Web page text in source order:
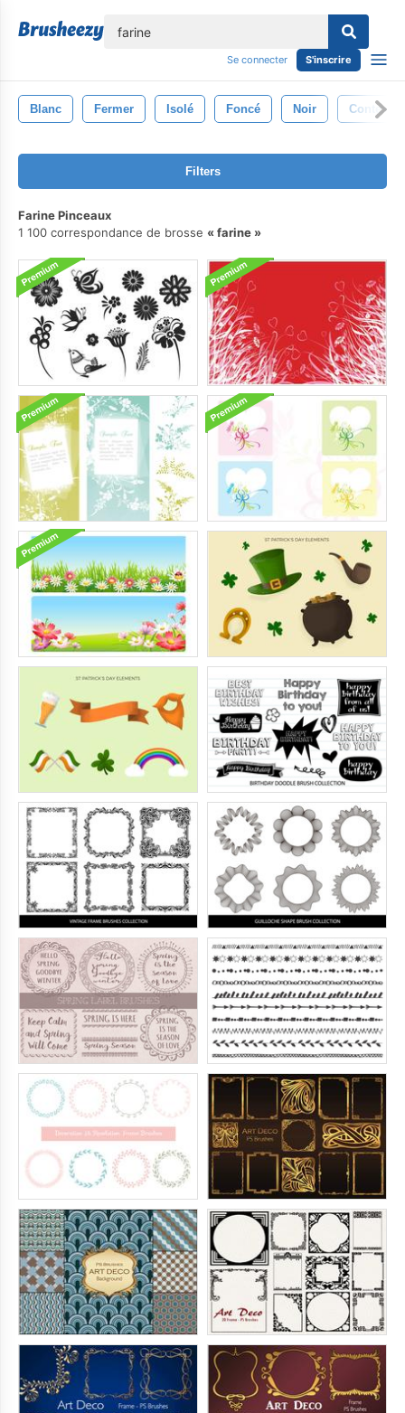
Se connecter S'inscrire
Blanc Fermer Isolé Foncé Noir Contexte
Filters
Farine Pinceaux
1 100 correspondance de brosse
farine